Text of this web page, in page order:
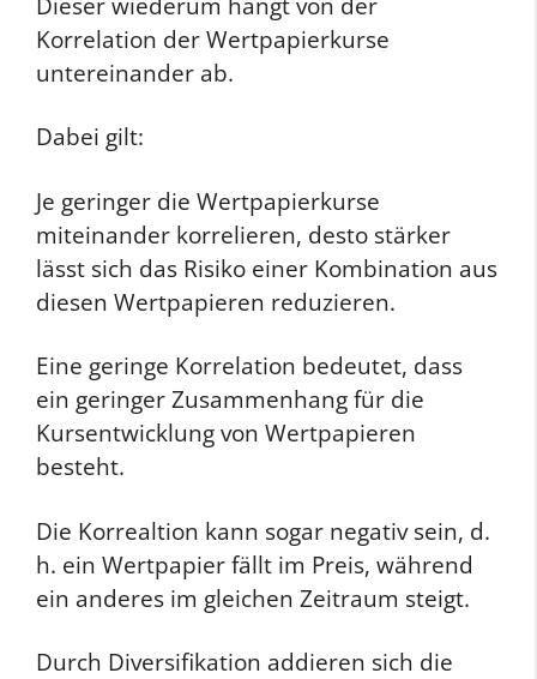
Korrelation der Wertpapierkurse
untereinander ab.
Dabei gilt:
Je geringer die Wertpapierkurse
miteinander korrelieren, desto stärker
lässt sich das Risiko einer Kombination aus
diesen Wertpapieren reduzieren.
Eine geringe Korrelation bedeutet, dass
ein geringer Zusammenhang für die
Kursentwicklung von Wertpapieren
besteht.
Die Korrealtion kann sogar negativ sein, d.
h. ein Wertpapier fällt im Preis, während
ein anderes im gleichen Zeitraum steigt.
Durch Diversifikation addieren sich die